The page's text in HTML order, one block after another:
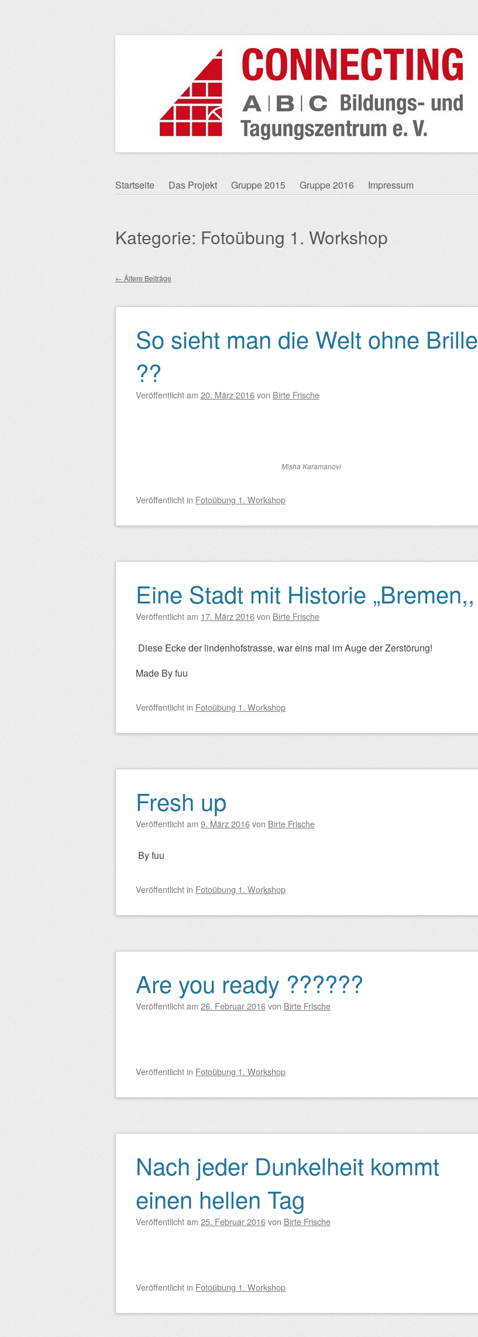
Zum
Startseite Das Projekt Gruppe 2015 Gruppe 2016 Impressum
Kategorie: Fotoübung 1. Workshop
Beitragsnavigation
← Ältere Beiträge
So sieht man die Welt ohne Brille
??
Veröffentlicht am 20. März 2016von Birte Frische
Misha Karamanovi
Veröffentlicht in Fotoübung 1. Workshop
Eine Stadt mit Historie „Bremen,,
Veröffentlicht am 17. März 2016von Birte Frische
Diese Ecke der lindenhofstrasse, war eins mal im Auge der Zerstörung!
Made By fuu
Veröffentlicht in Fotoübung 1. Workshop
Fresh up
Veröffentlicht am 9. März 2016von Birte Frische
By fuu
Veröffentlicht in Fotoübung 1. Workshop
Are you ready ??????
Veröffentlicht am 26. Februar 2016von Birte Frische
Veröffentlicht in Fotoübung 1. Workshop
Nach jeder Dunkelheit kommt
einen hellen Tag
Veröffentlicht am 25. Februar 2016von Birte Frische
Veröffentlicht in Fotoübung 1. Workshop